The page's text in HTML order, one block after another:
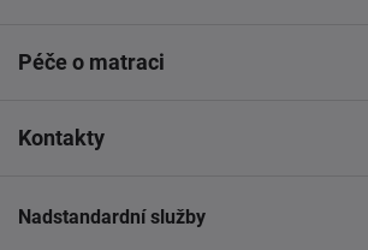
Péče o matraci
Kontakty
Nadstandardní služby